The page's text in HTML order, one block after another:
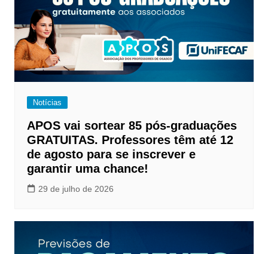
Notícias
APOS vai sortear 85 pós-graduações
GRATUITAS. Professores têm até 12
de agosto para se inscrever e
garantir uma chance!
29 de julho de 2026